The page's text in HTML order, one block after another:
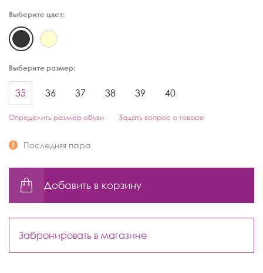
Выберите цвет:
Выберите размер:
35 36 37 38 39 40
Определить размер обуви Задать вопрос о товаре
Последняя пара
Добавить в корзину
Забронировать в магазине